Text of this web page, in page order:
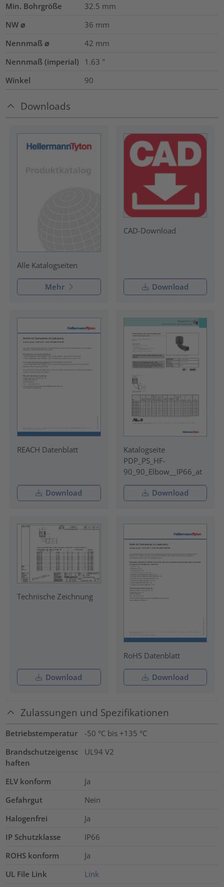
Min. Bohrgröße 32.5 mm
NW ⌀
36 mm
Nennmaß ⌀
42 mm
Nennmaß (imperial)
1.63 "
Winkel
90
Downloads
Alle Katalogseiten
Mehr
CAD-Download
Download
REACH Datenblatt
Download
Katalogseite
PDP_PS_HF-
90_90_Elbow__IP66_at
Download
Technische Zeichnung
Download
RoHS Datenblatt
Download
Zulassungen und Spezifikationen
Betriebstemperatur
-50 °C bis +135 °C
Brandschutzeigensc
haften
UL94 V2
ELV konform
Ja
Gefahrgut
Nein
Halogenfrei
Ja
IP Schutzklasse
IP66
ROHS konform
Ja
UL File Link
Link